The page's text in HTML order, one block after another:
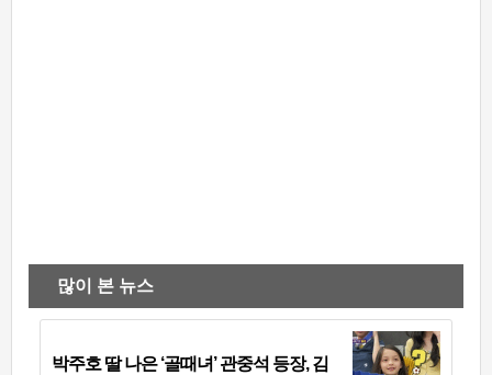
많이 본 뉴스
박주호 딸 나은 ‘골때녀’ 관중석 등장, 김